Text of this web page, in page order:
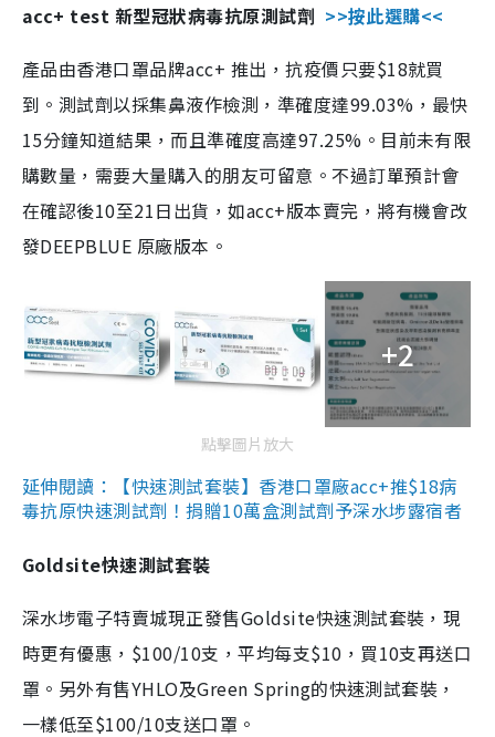
acc+ test 新型冠狀病毒抗原測試劑 >>按此選購<<
產品由香港口罩品牌acc+ 推出，抗疫價只要$18就買
到。測試劑以採集鼻液作檢測，準確度達99.03%，最快
15分鐘知道結果，而且準確度高達97.25%。目前未有限
購數量，需要大量購入的朋友可留意。不過訂單預計會
在確認後10至21日出貨，如acc+版本賣完，將有機會改
發DEEPBLUE 原廠版本。
+2
點擊圖片放大
延伸閱讀：【快速測試套裝】香港口罩廠acc+推$18病
毒抗原快速測試劑！捐贈10萬盒測試劑予深水埗露宿者
Goldsite快速測試套裝
深水埗電子特賣城現正發售Goldsite快速測試套裝，現
時更有優惠，$100/10支，平均每支$10，買10支再送口
罩。另外有售YHLO及Green Spring的快速測試套裝，
一樣低至$100/10支送口罩。